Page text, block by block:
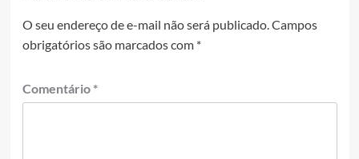
O seu endereço de e-mail não será publicado. Campos
obrigatórios são marcados com *
Comentário *